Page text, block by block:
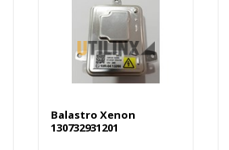
Balastro Xenon
130732931201